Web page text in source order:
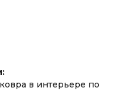
в интерьере по